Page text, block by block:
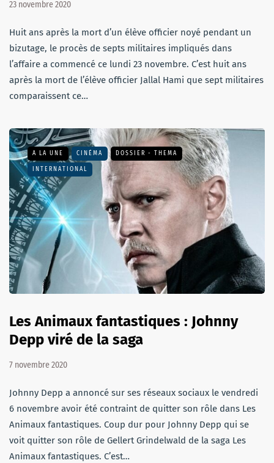
23 novembre 2020
Huit ans après la mort d’un élève officier noyé pendant un
bizutage, le procès de septs militaires impliqués dans
l’affaire a commencé ce lundi 23 novembre. C’est huit ans
après la mort de l’élève officier Jallal Hami que sept militaires
comparaissent ce…
A LA UNE CINÉMA DOSSIER - THEMA
INTERNATIONAL
Les Animaux fantastiques : Johnny
Depp viré de la saga
7 novembre 2020
Johnny Depp a annoncé sur ses réseaux sociaux le vendredi
6 novembre avoir été contraint de quitter son rôle dans Les
Animaux fantastiques. Coup dur pour Johnny Depp qui se
voit quitter son rôle de Gellert Grindelwald de la saga Les
Animaux fantastiques. C’est…